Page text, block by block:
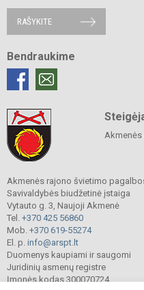
RAŠYKITE
Bendraukime
Akmenės
Akmenės rajono švietimo
Savivaldybės biudžetinė įstaiga
Vytauto g. 3, Naujoji Akmenė
Tel. +370 425 56860
Mob. +370 619-55274
El. p. info@arspt.lt
Duomenys kaupiami ir saugomi
Juridinių asmenų registre
Įmonės kodas 300070724